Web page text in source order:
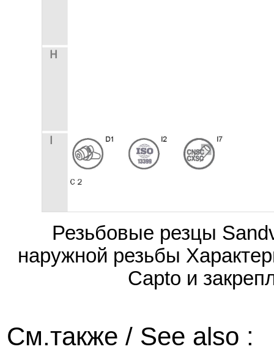
Резьбовые резцы
наружной резьбы
Capto и
См.также / See also :